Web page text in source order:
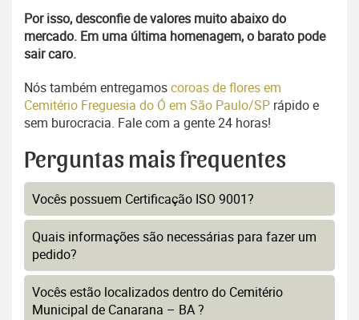
Por isso, desconfie de valores muito abaixo do
mercado. Em uma última homenagem, o barato pode
sair caro.
Nós também entregamoscoroas de flores em
Cemitério Freguesia do Ó em São Paulo/SP rápido e
sem burocracia. Fale com a gente 24 horas!
Perguntas mais frequentes
Vocês possuem Certificação ISO 9001?
Quais informações são necessárias para fazer um
pedido?
Vocês estão localizados dentro do Cemitério
Municipal de Canarana – BA ?